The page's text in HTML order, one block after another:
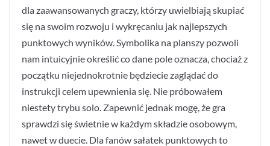
dla zaawansowanych graczy, którzy uwielbiają skupiać
się na swoim rozwoju i wykręcaniu jak najlepszych
punktowych wyników. Symbolika na planszy pozwoli
nam intuicyjnie określić co dane pole oznacza, chociaż z
początku niejednokrotnie będziecie zaglądać do
instrukcji celem upewnienia się. Nie próbowałem
niestety trybu solo. Zapewnić jednak mogę, że gra
sprawdzi się świetnie w każdym składzie osobowym,
nawet w duecie. Dla fanów sałatek punktowych to